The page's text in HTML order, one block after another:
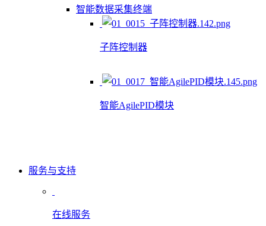
智能数据采集终端
子阵控制器
智能AgilePID模块
服务与支持
在线服务